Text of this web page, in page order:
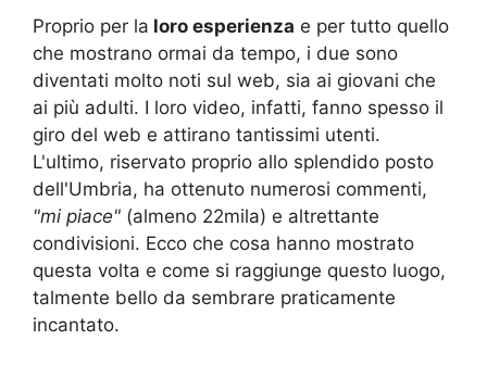
Proprio per la loro esperienza e per tutto quello
che mostrano ormai da tempo, i due sono
diventati molto noti sul web, sia ai giovani che
ai più adulti. I loro video, infatti, fanno spesso il
giro del web e attirano tantissimi utenti.
L'ultimo, riservato proprio allo splendido posto
dell'Umbria, ha ottenuto numerosi commenti,
"mi piace" (almeno 22mila) e altrettante
condivisioni. Ecco che cosa hanno mostrato
questa volta e come si raggiunge questo luogo,
talmente bello da sembrare praticamente
incantato.